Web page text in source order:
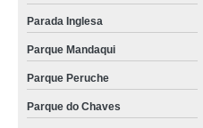
Parada Inglesa
Parque Mandaqui
Parque Peruche
Parque do Chaves